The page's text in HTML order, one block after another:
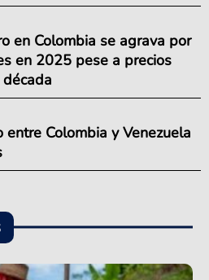
en Colombia se agrava por
en 2025 pese a precios
Colombia y Venezuela